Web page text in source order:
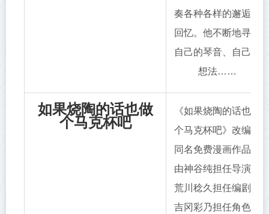
奏各种各样的邂逅、
回忆。他不断地寻找
自己的琴音、自己的
想法……
如果烧陶的话也做
个马克杯吧
《如果烧陶的话也做
个马克杯吧》改编自
同名免费漫画作品，
由神谷纯担任导演，
荒川稔久担任编剧，
吉冈彩乃担任角色设